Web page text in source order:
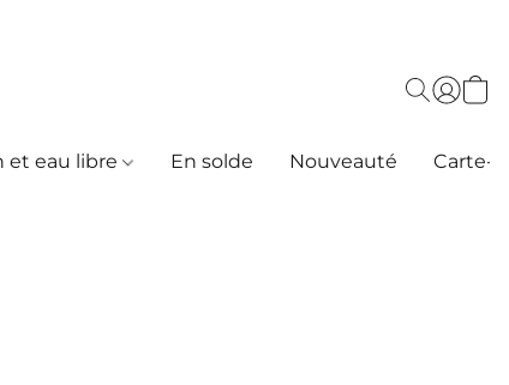
et eau libre En solde Nouveauté Carte-